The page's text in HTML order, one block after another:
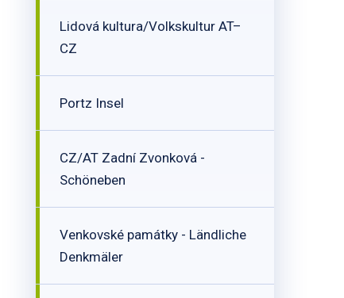
Lidová kultura/Volkskultur AT–
CZ
Portz Insel
CZ/AT Zadní Zvonková -
Schöneben
Venkovské památky - Ländliche
Denkmäler